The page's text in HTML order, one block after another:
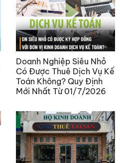
Doanh Nghiệp Siêu Nhỏ
Có Được Thuê Dịch Vụ Kế
Toán Không? Quy Định
Mới Nhất Từ 01/7/2026